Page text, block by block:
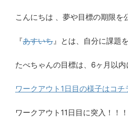
こんにちは 、夢や目標の期限を
『あすいち』とは、自分に課題
たべちゃんの目標は、6ヶ月以
ワークアウト1日目の様子はコチ
ワークアウト11日目に突入！！！